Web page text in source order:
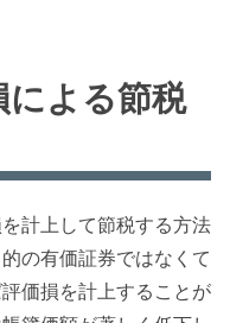
による節税
計上して節税する方法
の有価証券ではなくて
価損を計上することが